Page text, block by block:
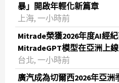
暴」開啟年輕化新篇章
上海, 一小時前
Mitrade榮獲2026年度AI經
MitradeGPT模型在亞洲上線
台北, 一小時前
廣汽成為切爾西2026年亞